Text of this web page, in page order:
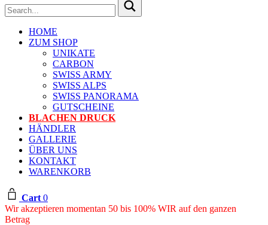
HOME
ZUM SHOP
UNIKATE
CARBON
SWISS ARMY
SWISS ALPS
SWISS PANORAMA
GUTSCHEINE
BLACHEN DRUCK
HÄNDLER
GALLERIE
ÜBER UNS
KONTAKT
WARENKORB
Cart 0
Wir akzeptieren momentan 50 bis 100% WIR auf den ganzen
Betrag